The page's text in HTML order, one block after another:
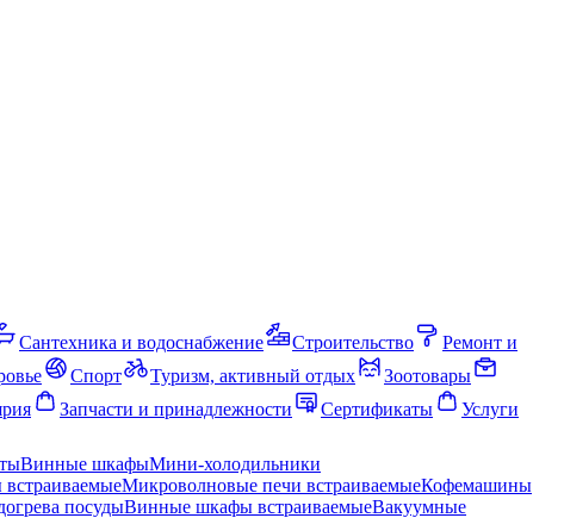
Сантехника и водоснабжение Строительство
Ремонт и
Спорт Туризм, активный отдых
Зоотовары
Запчасти и принадлежности Сертификаты
Услуги
Винные шкафыМини-холодильники
Микроволновые печи встраиваемыеКофемашины
посудыВинные шкафы встраиваемыеВакуумные